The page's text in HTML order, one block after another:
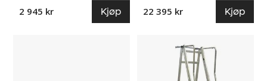
2 945 kr Kjøp
22 395 kr
Kjøp